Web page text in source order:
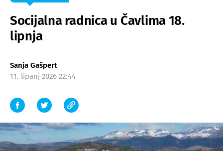
Socijalna radnica u Čavlima 18.
lipnja
Sanja Gašpert
11. lipanj 2026 22:44